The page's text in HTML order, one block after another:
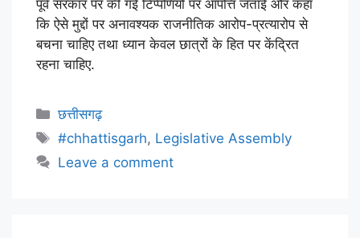
पूर्व सरकार पर की गई टिप्पणियों पर आपत्ति जताई और कहा
कि ऐसे मुद्दों पर अनावश्यक राजनीतिक आरोप-प्रत्यारोप से
बचना चाहिए तथा ध्यान केवल छात्रों के हित पर केंद्रित
रहना चाहिए.
छत्तीसगढ़
#chhattisgarh, Legislative Assembly
Leave a comment